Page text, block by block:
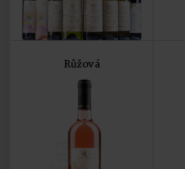
Růžová